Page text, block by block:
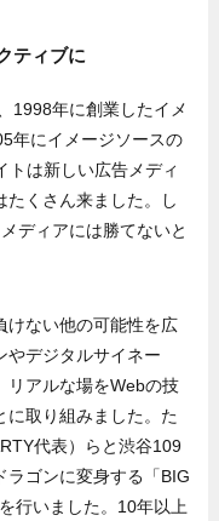
ティブに
1998年に創業したイメ
年にイメージソースの
トは新しい広告メディ
たくさん来ました。し
ディアには勝てないと
けない他の可能性を広
やデジタルサイネー
リアルな場をWebの技
に取り組みました。た
代表）らと渋谷109
ラゴンに変身する「BIG
行いました。10年以上